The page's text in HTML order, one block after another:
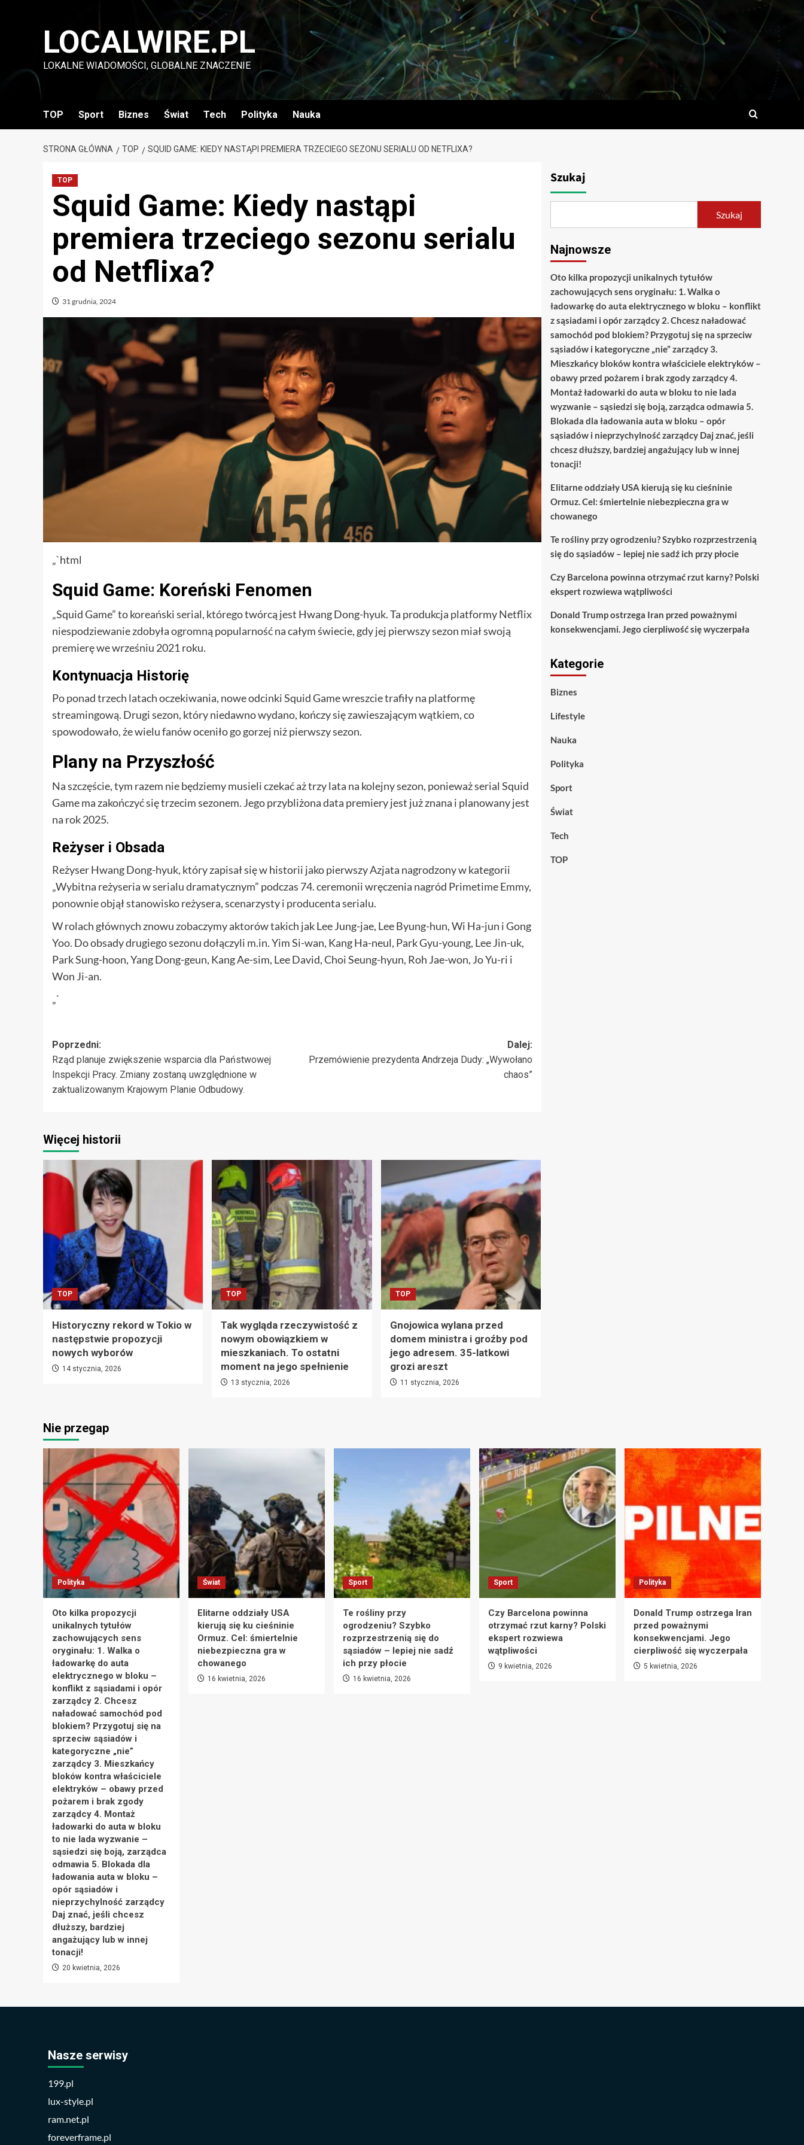
LOCALWIRE.PL
LOKALNE WIADOMOŚCI, GLOBALNE ZNACZENIE
TOP Sport Biznes Świat Tech Polityka Nauka
STRONA GŁÓWNA TOP SQUID GAME: KIEDY NASTĄPI PREMIERA TRZECIEGO SEZONU SERIALU OD NETFLIXA?
TOP
Squid Game: Kiedy nastąpi
premiera trzeciego sezonu serialu
od Netflixa?
31 grudnia, 2024
„`html
Squid Game: Koreński Fenomen
„Squid Game” to koreański serial, którego twórcą jest Hwang Dong-hyuk. Ta produkcja platformy Netflix
niespodziewanie zdobyła ogromną popularność na całym świecie, gdy jej pierwszy sezon miał swoją
premierę we wrześniu 2021 roku.
Kontynuacja Historię
Po ponad trzech latach oczekiwania, nowe odcinki Squid Game wreszcie trafiły na platformę
streamingową. Drugi sezon, który niedawno wydano, kończy się zawieszającym wątkiem, co
spowodowało, że wielu fanów oceniło go gorzej niż pierwszy sezon.
Plany na Przyszłość
Na szczęście, tym razem nie będziemy musieli czekać aż trzy lata na kolejny sezon, ponieważ serial Squid
Game ma zakończyć się trzecim sezonem. Jego przybliżona data premiery jest już znana i planowany jest
na rok 2025.
Reżyser i Obsada
Reżyser Hwang Dong-hyuk, który zapisał się w historii jako pierwszy Azjata nagrodzony w kategorii
„Wybitna reżyseria w serialu dramatycznym” podczas 74. ceremonii wręczenia nagród Primetime Emmy,
ponownie objął stanowisko reżysera, scenarzysty i producenta serialu.
W rolach głównych znowu zobaczymy aktorów takich jak Lee Jung-jae, Lee Byung-hun, Wi Ha-jun i Gong
Yoo. Do obsady drugiego sezonu dołączyli m.in. Yim Si-wan, Kang Ha-neul, Park Gyu-young, Lee Jin-uk,
Park Sung-hoon, Yang Dong-geun, Kang Ae-sim, Lee David, Choi Seung-hyun, Roh Jae-won, Jo Yu-ri i
Won Ji-an.
„`
Zobacz
wpisy
Poprzedni:
Rząd planuje zwiększenie wsparcia dla Państwowej
Inspekcji Pracy. Zmiany zostaną uwzględnione w
zaktualizowanym Krajowym Planie Odbudowy.
Dalej:
Przemówienie prezydenta Andrzeja Dudy: „Wywołano
chaos”
Więcej historii
TOP
Historyczny rekord w Tokio w
następstwie propozycji
nowych wyborów
14 stycznia, 2026
TOP
Tak wygląda rzeczywistość z
nowym obowiązkiem w
mieszkaniach. To ostatni
moment na jego spełnienie
13 stycznia, 2026
TOP
Gnojowica wylana przed
domem ministra i groźby pod
jego adresem. 35-latkowi
grozi areszt
11 stycznia, 2026
Szukaj
Szukaj
Najnowsze
Oto kilka propozycji unikalnych tytułów
zachowujących sens oryginału: 1. Walka o
ładowarkę do auta elektrycznego w bloku – konflikt
z sąsiadami i opór zarządcy 2. Chcesz naładować
samochód pod blokiem? Przygotuj się na sprzeciw
sąsiadów i kategoryczne „nie” zarządcy 3.
Mieszkańcy bloków kontra właściciele elektryków –
obawy przed pożarem i brak zgody zarządcy 4.
Montaż ładowarki do auta w bloku to nie lada
wyzwanie – sąsiedzi się boją, zarządca odmawia 5.
Blokada dla ładowania auta w bloku – opór
sąsiadów i nieprzychylność zarządcy Daj znać, jeśli
chcesz dłuższy, bardziej angażujący lub w innej
tonacji!
Elitarne oddziały USA kierują się ku cieśninie
Ormuz. Cel: śmiertelnie niebezpieczna gra w
chowanego
Te rośliny przy ogrodzeniu? Szybko rozprzestrzenią
się do sąsiadów – lepiej nie sadź ich przy płocie
Czy Barcelona powinna otrzymać rzut karny? Polski
ekspert rozwiewa wątpliwości
Donald Trump ostrzega Iran przed poważnymi
konsekwencjami. Jego cierpliwość się wyczerpała
Kategorie
Biznes
Lifestyle
Nauka
Polityka
Sport
Świat
Tech
TOP
Nie przegap
Polityka
Oto kilka propozycji
unikalnych tytułów
zachowujących sens
oryginału: 1. Walka o
ładowarkę do auta
elektrycznego w bloku –
konflikt z sąsiadami i opór
zarządcy 2. Chcesz
naładować samochód pod
blokiem? Przygotuj się na
sprzeciw sąsiadów i
kategoryczne „nie”
zarządcy 3. Mieszkańcy
bloków kontra właściciele
elektryków – obawy przed
pożarem i brak zgody
zarządcy 4. Montaż
ładowarki do auta w bloku
to nie lada wyzwanie –
sąsiedzi się boją, zarządca
odmawia 5. Blokada dla
ładowania auta w bloku –
opór sąsiadów i
nieprzychylność zarządcy
Daj znać, jeśli chcesz
dłuższy, bardziej
angażujący lub w innej
tonacji!
20 kwietnia, 2026
Świat
Elitarne oddziały USA
kierują się ku cieśninie
Ormuz. Cel: śmiertelnie
niebezpieczna gra w
chowanego
16 kwietnia, 2026
Sport
Te rośliny przy
ogrodzeniu? Szybko
rozprzestrzenią się do
sąsiadów – lepiej nie sadź
ich przy płocie
16 kwietnia, 2026
Sport
Czy Barcelona powinna
otrzymać rzut karny? Polski
ekspert rozwiewa
wątpliwości
9 kwietnia, 2026
Polityka
Donald Trump ostrzega Iran
przed poważnymi
konsekwencjami. Jego
cierpliwość się wyczerpała
5 kwietnia, 2026
Nasze serwisy
199.pl
lux-style.pl
ram.net.pl
foreverframe.pl